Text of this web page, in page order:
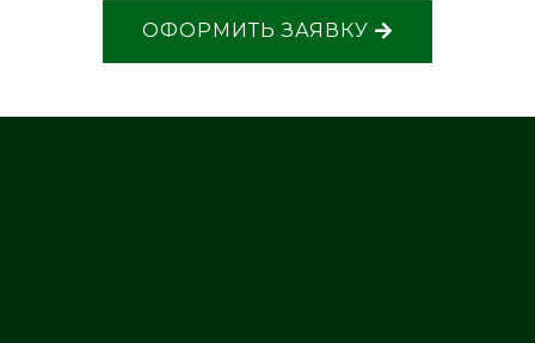
ОФОРМИТЬ ЗАЯВКУ